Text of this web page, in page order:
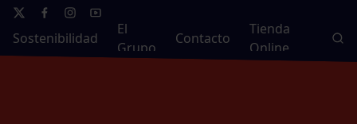
Sostenibilidad
El
Grupo
Contacto
Tienda
Online